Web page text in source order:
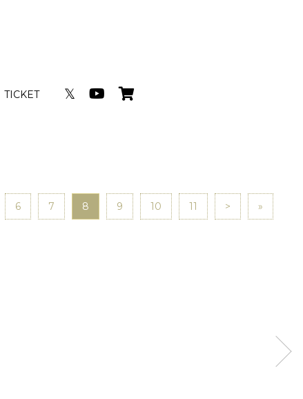
TICKET 𝕏
6 7 8 9 10 11 > »